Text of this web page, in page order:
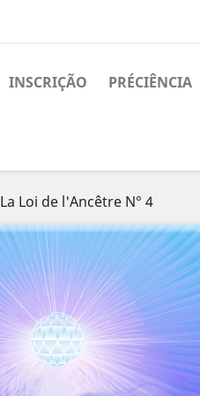
INSCRIÇÃO PRÉCIÊNCIA
La Loi de l'Ancêtre N° 4